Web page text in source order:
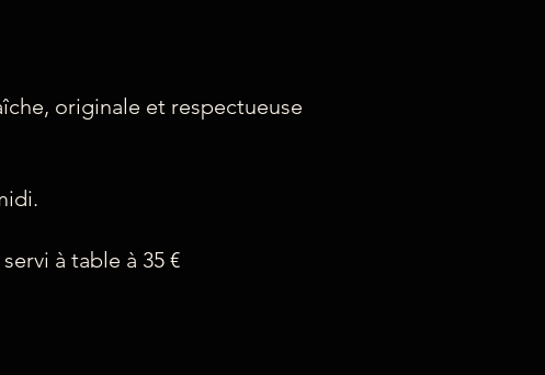
originale et respectueuse
à table à 35 €